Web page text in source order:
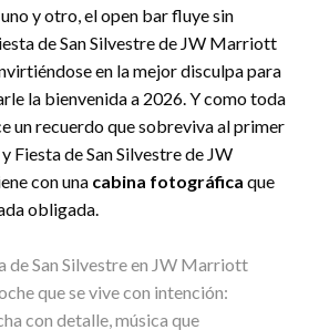
y otro, el open bar fluye sin
de San Silvestre de JW Marriott
en la mejor disculpa para
la bienvenida a 2026. Y como toda
un recuerdo que sobreviva al primer
Fiesta de San Silvestre de JW
con una cabina fotográfica que
obligada.
de San Silvestre en JW Marriott
que se vive con intención:
con detalle, música que